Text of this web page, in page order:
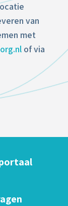
van
met
of via